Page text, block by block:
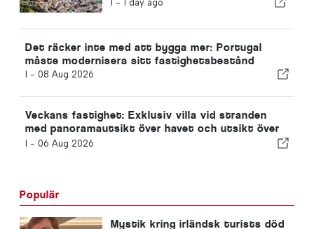
I - 1 day ago
Det räcker inte med att bygga mer: Portugal
måste modernisera sitt fastighetsbestånd
I - 08 Aug 2026
Veckans fastighet: Exklusiv villa vid stranden
med panoramautsikt över havet och utsikt över
Arrábida-bergen
I - 06 Aug 2026
Populär
Mystik kring irländsk turists död